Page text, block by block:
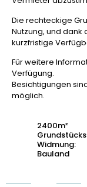
2400m²
Widmung:
Bauland
Die rechteckige
Nutzung, und dank
kurzfristige
Für weitere
Verfügung.
Besichtigungen
möglich.